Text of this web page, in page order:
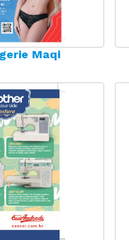
Transporte Duplo
Transporte Triplo
Travete
Maqi